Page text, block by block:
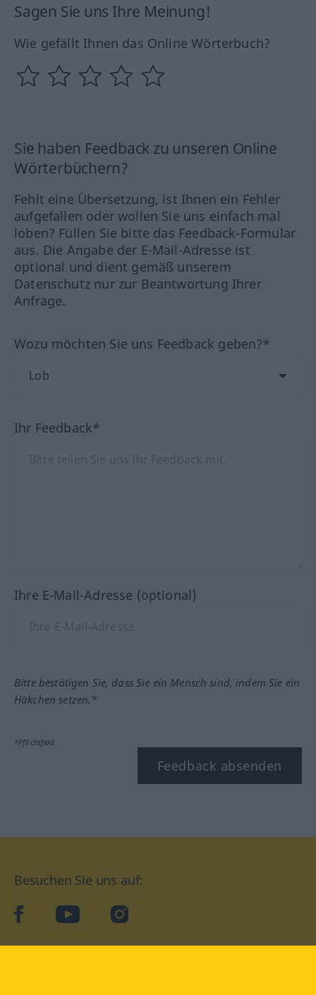
Sagen Sie uns Ihre Meinung!
Wie gefällt Ihnen das Online Wörterbuch?
Sie haben Feedback zu unseren Online
Wörterbüchern?
Fehlt eine Übersetzung, ist Ihnen ein Fehler
aufgefallen oder wollen Sie uns einfach mal
loben? Füllen Sie bitte das Feedback-Formular
aus. Die Angabe der E-Mail-Adresse ist
optional und dient gemäß unserem
Datenschutz nur zur Beantwortung Ihrer
Anfrage.
Wozu möchten Sie uns Feedback geben?*
Ihr Feedback*
Ihre E-Mail-Adresse (optional)
Bitte bestätigen Sie, dass Sie ein Mensch sind, indem Sie ein
Häkchen setzen.*
*Pflichtfeld
Feedback absenden
Besuchen Sie uns auf:
facebookYouTube Instagram